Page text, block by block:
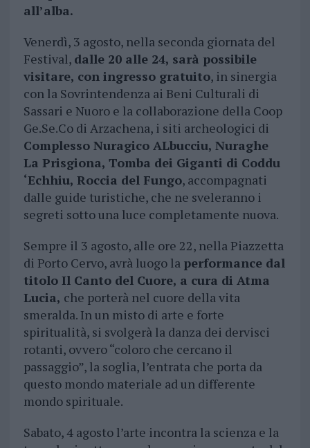
all’alba.
Venerdì, 3 agosto, nella seconda giornata del
Festival, dalle 20 alle 24, sarà possibile
visitare, con ingresso gratuito, in sinergia
con la Sovrintendenza ai Beni Culturali di
Sassari e Nuoro e la collaborazione della Coop
Ge.Se.Co di Arzachena, i siti archeologici di
Complesso Nuragico ALbucciu, Nuraghe
La Prisgiona, Tomba dei Giganti di Coddu
‘Echhiu, Roccia del Fungo, accompagnati
dalle guide turistiche, che ne sveleranno i
segreti sotto una luce completamente nuova.
Sempre il 3 agosto, alle ore 22, nella Piazzetta
di Porto Cervo, avrà luogo la performance dal
titolo Il Canto del Cuore, a cura di Atma
Lucia, che porterà nel cuore della vita
smeralda. In un misto di arte e forte
spiritualità, si svolgerà la danza dei dervisci
rotanti, ovvero “coloro che cercano il
passaggio”, la soglia, l’entrata che porta da
questo mondo materiale ad un differente
mondo spirituale.
Sabato, 4 agosto l’arte incontra la scienza e la